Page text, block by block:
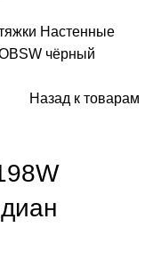
Настенные
чёрный
Назад к товарам